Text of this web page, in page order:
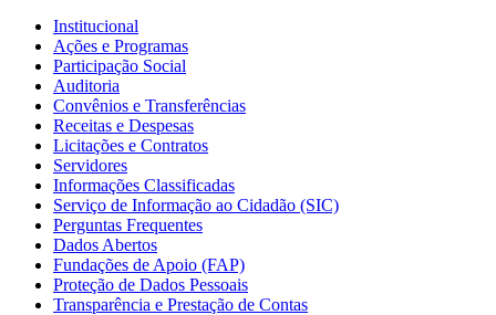
Institucional
Ações e Programas
Participação Social
Auditoria
Convênios e Transferências
Receitas e Despesas
Licitações e Contratos
Servidores
Informações Classificadas
Serviço de Informação ao Cidadão (SIC)
Perguntas Frequentes
Dados Abertos
Fundações de Apoio (FAP)
Proteção de Dados Pessoais
Transparência e Prestação de Contas